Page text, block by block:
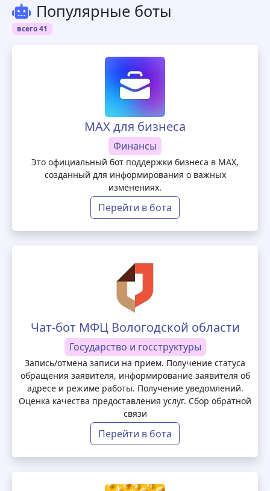
Популярные боты
всего 41
MAX для бизнеса
Финансы
Это официальный бот поддержки бизнеса в MAX,
созданный для информирования о важных
изменениях.
Перейти в бота
Чат-бот МФЦ Вологодской области
Государство и госструктуры
Запись/отмена записи на прием. Получение статуса
обращения заявителя, информирование заявителя об
адресе и режиме работы. Получение уведомлений.
Оценка качества предоставления услуг. Сбор обратной
связи
Перейти в бота